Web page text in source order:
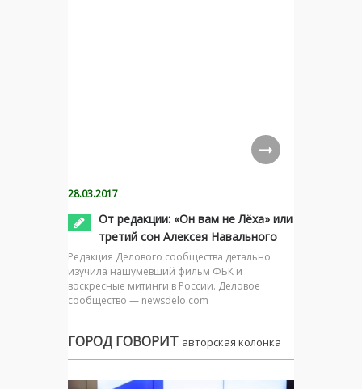
28.03.2017
От редакции: «Он вам не Лёха» или
третий сон Алексея Навального
Редакция Делового сообщества детально
изучила нашумевший фильм ФБК и
воскресные митинги в России. Деловое
сообщество — newsdelo.com
ГОРОД ГОВОРИТ авторская колонка